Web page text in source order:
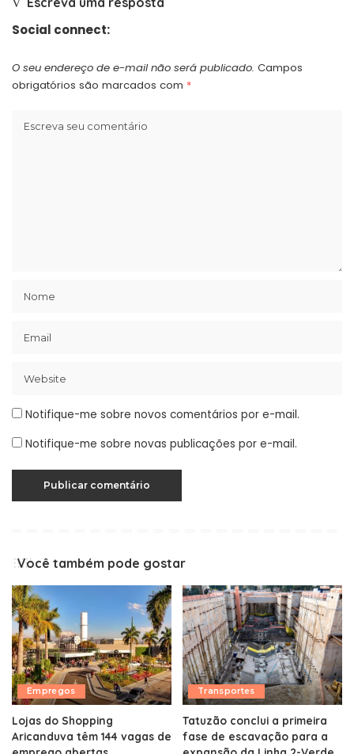
Social connect:
O seu endereço de e-mail não será publicado. Campos
obrigatórios são marcados com *
Notifique-me sobre novos comentários por e-mail.
Notifique-me sobre novas publicações por e-mail.
Você também pode gostar
Empregos
Lojas do Shopping
Aricanduva têm 144 vagas de
Transportes
Tatuzão conclui a primeira
fase de escavação para a